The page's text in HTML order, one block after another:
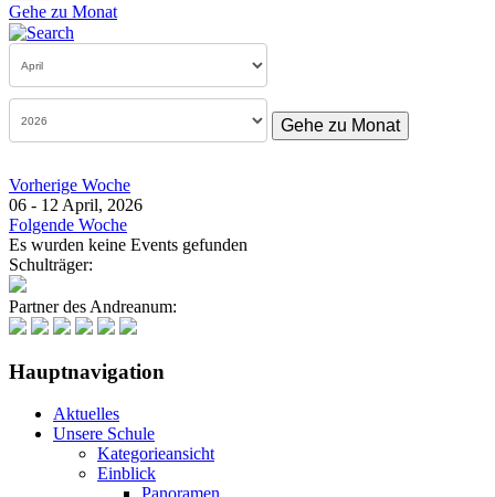
Gehe zu Monat
Gehe zu Monat
Vorherige Woche
06 - 12 April, 2026
Folgende Woche
Es wurden keine Events gefunden
Schulträger:
Partner des Andreanum:
Hauptnavigation
Aktuelles
Unsere Schule
Kategorieansicht
Einblick